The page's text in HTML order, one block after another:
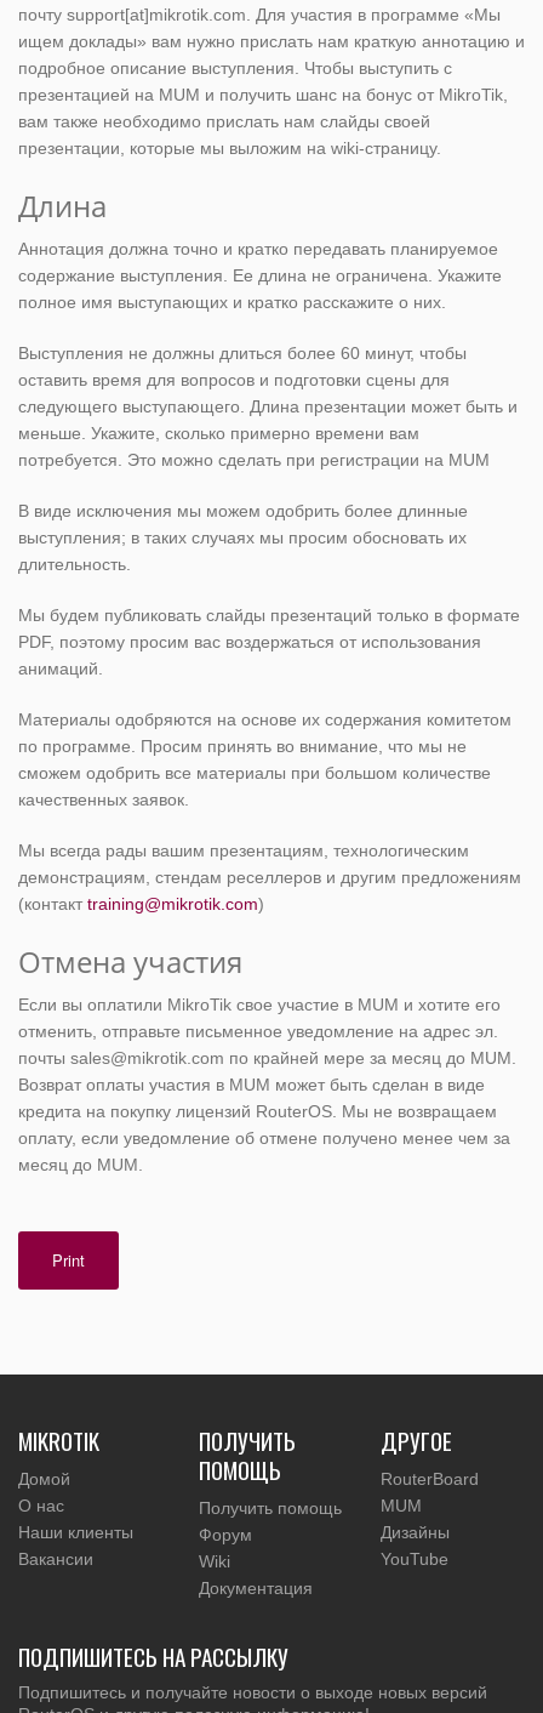
почту support[at]mikrotik.com. Для участия в программе «Мы
ищем доклады» вам нужно прислать нам краткую аннотацию и
подробное описание выступления. Чтобы выступить с
презентацией на MUM и получить шанс на бонус от MikroTik,
вам также необходимо прислать нам слайды своей
презентации, которые мы выложим на wiki-страницу.
Длина
Аннотация должна точно и кратко передавать планируемое
содержание выступления. Ее длина не ограничена. Укажите
полное имя выступающих и кратко расскажите о них.
Выступления не должны длиться более 60 минут, чтобы
оставить время для вопросов и подготовки сцены для
следующего выступающего. Длина презентации может быть и
меньше. Укажите, сколько примерно времени вам
потребуется. Это можно сделать при регистрации на MUM
В виде исключения мы можем одобрить более длинные
выступления; в таких случаях мы просим обосновать их
длительность.
Мы будем публиковать слайды презентаций только в формате
PDF, поэтому просим вас воздержаться от использования
анимаций.
Материалы одобряются на основе их содержания комитетом
по программе. Просим принять во внимание, что мы не
сможем одобрить все материалы при большом количестве
качественных заявок.
Мы всегда рады вашим презентациям, технологическим
демонстрациям, стендам реселлеров и другим предложениям
(контакт training@mikrotik.com)
Отмена участия
Если вы оплатили MikroTik свое участие в MUM и хотите его
отменить, отправьте письменное уведомление на адрес эл.
почты sales@mikrotik.com по крайней мере за месяц до MUM.
Возврат оплаты участия в MUM может быть сделан в виде
кредита на покупку лицензий RouterOS. Мы не возвращаем
оплату, если уведомление об отмене получено менее чем за
месяц до MUM.
Print
MIKROTIK
Домой
О нас
Наши клиенты
Вакансии
ПОЛУЧИТЬ
ПОМОЩЬ
Получить помощь
Форум
Wiki
Документация
ДРУГОЕ
RouterBoard
MUM
Дизайны
YouTube
ПОДПИШИТЕСЬ НА РАССЫЛКУ
Подпишитесь и получайте новости о выходе новых версий